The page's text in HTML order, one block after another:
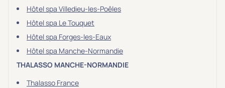
Hôtel spa Villedieu-les-Poêles
Hôtel spa Le Touquet
Hôtel spa Forges-les-Eaux
Hôtel spa Manche-Normandie
THALASSO MANCHE-NORMANDIE
Thalasso France